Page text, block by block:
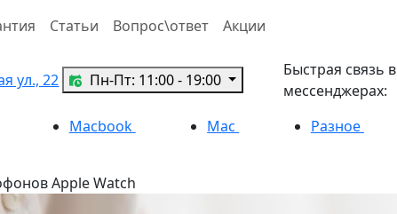
Статьи Вопрос\ответ Акции
ул., 22 Пн-Пт: 11:00 - 19:00
Быстрая связь в
мессенджерах:
Macbook Mac Разное
Apple Watch